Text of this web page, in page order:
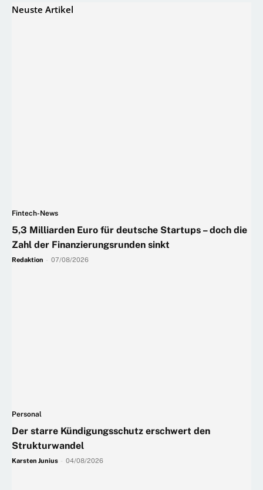
Neuste Artikel
Fintech-News
5,3 Milliarden Euro für deutsche Startups – doch die
Zahl der Finanzierungsrunden sinkt
Redaktion 07/08/2026
Personal
Der starre Kündigungsschutz erschwert den
Strukturwandel
Karsten Junius 04/08/2026